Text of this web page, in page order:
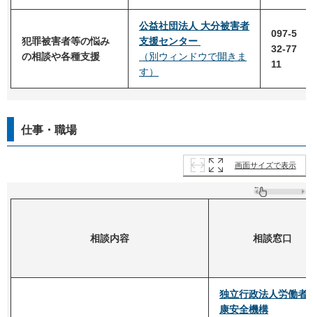
犯罪被害者等の悩み
の相談や各種支援
公益社団法人 大分被害者
支援センター
（別ウィンドウで開きま
す）
097-5
32-77
11
仕事・職場
画面サイズで表示
相談内容 相談窓口
独立行政法人労働者
康安全機構